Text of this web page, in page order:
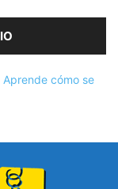
Aprende cómo se